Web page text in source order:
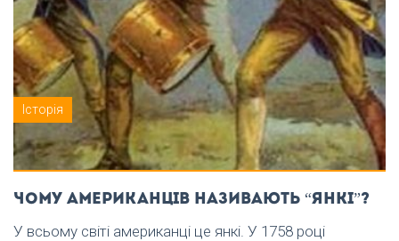
Історія
Чому американців називають “янкі”?
У всьому світі американці це янкі. У 1758 році